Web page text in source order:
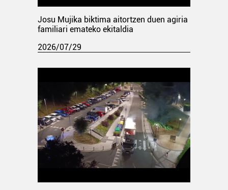
Josu Mujika biktima aitortzen duen agiria
familiari emateko ekitaldia
2026/07/29